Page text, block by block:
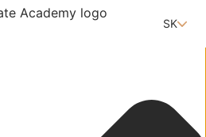
súbory cookie
SK